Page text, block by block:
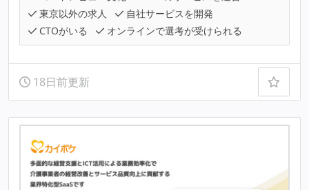
東京以外の求人
自社サービスを開発
CTOがいる
オンラインで選考が受けられる
18日前更新